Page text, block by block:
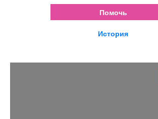
Помочь
История